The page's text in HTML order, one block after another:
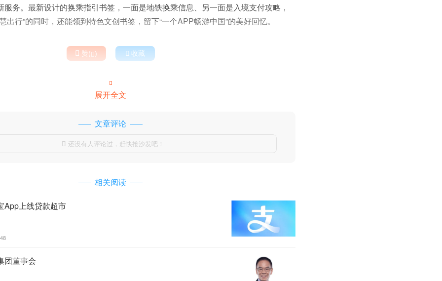
务。最新设计的换乘指引书签，一面是地铁换乘信息、另一面是入境支付攻略，
出行”的同时，还能领到特色文创书签，留下“一个APP畅游中国”的美好回忆。
 赞()  收藏

展开全文
文章评论
 还没有人评论过，赶快抢沙发吧！
相关阅读
App上线贷款超市
团董事会